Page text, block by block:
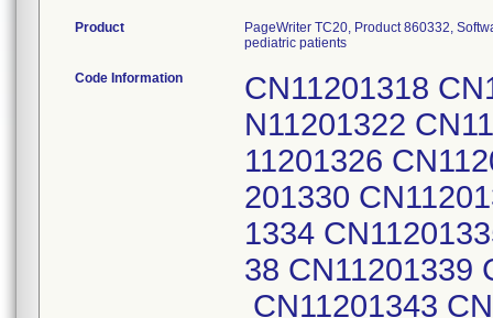
Product
PageWriter TC20, Product 860332,
pediatric patients
Code Information CN11201318 CN11201319 CN11201320 CN11201321 CN11201322 CN11201323 CN11201324 CN11201325 CN11201326 CN11201327 CN11201328 CN11201329 CN11201330 CN11201331 CN11201332 CN11201333 CN11201334 CN11201335 CN11201336 CN11201337 CN11201338 CN11201339 CN11201340 CN11201341 CN11201342 CN11201343 CN11201344 CN11201345 CN11201346 CN11201347 CN11201348 CN11201349 CN11201350 CN11201351 CN11201352 CN11201353 CN11201354 CN11201355 CN11201356 CN11201357 CN11201358 CN11201359 CN11201360 CN11201361 CN11201362 CN11201363 CN11201364 CN11201365 CN11201366 CN11201371 CN11201372 CN11201373 CN11201374 CN11201375 CN11201376 CN11201377 CN11201378 CN11201379 CN11201380 CN11201381 CN11201382 CN11201383 CN11201384 CN11201385 CN11201386 CN11201387 CN11201388 CN11201389 CN11201390 CN11201391 CN11201392 CN11201393 CN11201394 CN11302185 CN11302186 CN11302187 CN11302188 CN11302190 CN11302191 CN11302192 CN11302193 CN11302194 CN11302195 CN11302196 CN11302197 CN11302198 CN11302199 CN11302200 CN11302201 CN11302202 CN11302203 CN11302204 CN11302205 CN11302206 CN11302207 CN11302208 CN11302209 CN11302210 CN11302211 CN11302212 CN11302213 CN11302214 CN11302215 CN11302216 CN11302217 CN11302218 CN11302219 CN11302220 CN11302221 CN11302222 CN11302223 CN11302224 CN11302225 CN11302226 CN11302227 CN11302228 CN11302229 CN11302230 CN11302231 CN11302232 CN11302233 CN11302234 CN11302235 CN11302236 CN11302237 CN11302238 CN11302239 CN11302240 CN11302241 CN11302242 CN11302243 CN11302244 CN11302245 CN11302246 CN11404143 CN11404144 CN11404145 CN11404146 CN11404147 CN11404148 CN11404149 CN11404150 CN11404151 CN11404152 CN11404153 CN11404154 CN11404155 CN11404156 CN11404157 CN11404158 CN11404159 CN11404160 CN11404161 CN11404162 CN11404163 CN11404164 CN11404165 CN11404166 CN11404167 CN11404168 CN11404169 CN11404170 CN11404171 CN11404172 CN11404173 CN11404174 CN11404175 CN11404176 CN11404177 CN11404178 CN11404179 CN11404180 CN11404181 CN11404182 CN11404183 CN11404184 CN11404185 CN11404186 CN11404187 CN11404188 CN11404189 CN11404190 CN11404191 CN11404192 CN11404193 CN11404194 CN11404195 CN11404196 CN11404197 CN11404198 CN11404199 CN11404200 CN11404201 CN11404202 CN11404203 CN11404204 CN11404205 CN11404206 CN11404207 CN11404208 CN11404209 CN11404210 CN11404211 CN11404212 CN11404213 CN11404214 CN11404215 CN11404216 CN11404217 CN11404218 CN11404219 CN11404220 CN11404221 CN11404222 CN11404223 CN11404224 CN11404225 CN11404226 CN11404227 CN11404228 CN11506224 CN11506225 CN11506226 CN11506227 CN11506228 CN11506229 CN11506230 CN11506231 CN11506232 CN11506233 CN11506234 CN11506235 CN11506236 CN11506237 CN11506238 CN11506239 CN11506240 CN11506241 CN11506242 CN11506243 CN11506244 CN11506245 CN11506246 CN11506247 CN11506248 CN11506249 CN11506250 CN11506251 CN11506252 CN11506253 CN11506254 CN11506255 CN11506256 CN11506257 CN11506258 CN11506259 CN11506260 CN11506261 CN11506262 CN11506263 CN11506264 CN11506265 CN11506266 CN11506267 CN11506268 CN11506269 CN11506270 CN11506271 CN11506272